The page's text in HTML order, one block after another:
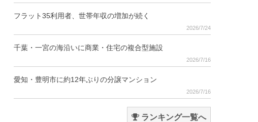
フラット35利用者、世帯年収の増加が続く
2026/7/24
千葉・一宮の海沿いに商業・住宅の複合型施設
2026/7/16
愛知・豊明市に約12年ぶりの分譲マンション
2026/7/16
ランキング一覧へ